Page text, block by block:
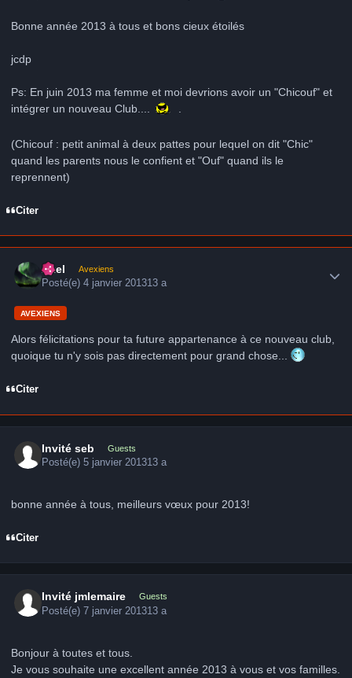
Bonne année 2013 à tous et bons cieux étoilés
jcdp
Ps: En juin 2013 ma femme et moi devrions avoir un "Chicouf" et
intégrer un nouveau Club....
(Chicouf : petit animal à deux pattes pour lequel on dit "Chic"
quand les parents nous le confient et "Ouf" quand ils le
reprennent)
Citer
Axel Avexiens
Posté(e)4 janvier 201313 a
AVEXIENS
Alors félicitations pour ta future appartenance à ce nouveau club,
quoique tu n'y sois pas directement pour grand chose...
Citer
Invité seb Guests
Posté(e)5 janvier 201313 a
bonne année à tous, meilleurs vœux pour 2013!
Citer
Invité jmlemaire Guests
Posté(e)7 janvier 201313 a
Bonjour à toutes et tous.
Je vous souhaite une excellent année 2013 à vous et vos familles.